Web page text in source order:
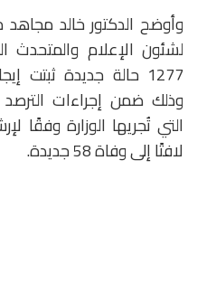
وأوضح الدكتور خالد
لشئون الإعلام والمتحدث
1277 حالة جديدة ثبتت
وذلك ضمن إجراءات
التي تُجريها الوزارة وفقًا
لافتًا إلى وفاة 58 جديدة.